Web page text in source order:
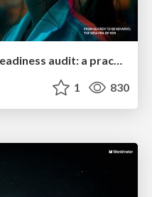
1 830